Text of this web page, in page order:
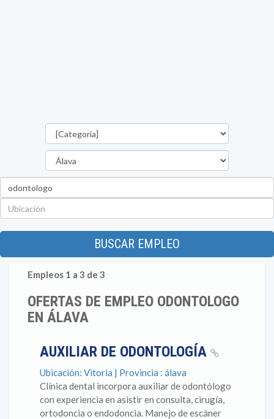
BUSCAR EMPLEO
Empleos 1 a 3 de 3
OFERTAS DE EMPLEO ODONTOLOGO
EN ÁLAVA
AUXILIAR DE ODONTOLOGÍA
Ubicación: Vitoria | Provincia : álava
Clínica dental incorpora auxiliar de odontólogo
con experiencia en asistir en consulta, cirugía,
ortodoncia o endodoncia. Manejo de escáner